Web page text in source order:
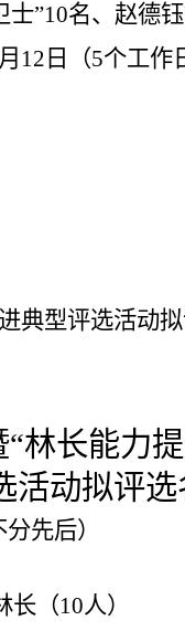
”10名、 赵德钰
12日（5个工作
典型评选活动
林长能力
活动拟评选
分先后）
10人）